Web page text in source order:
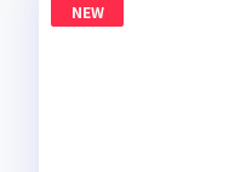
NEW